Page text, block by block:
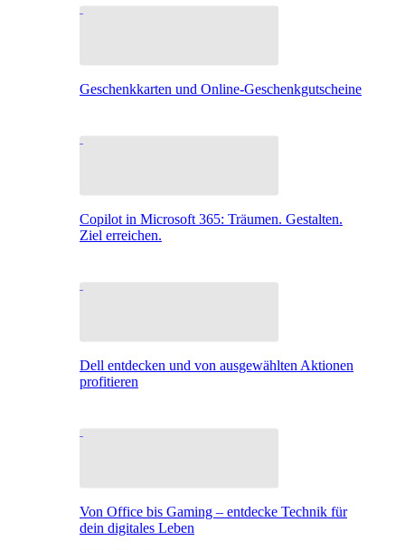
Geschenkkarten und Online-Geschenkgutscheine
Copilot in Microsoft 365: Träumen. Gestalten.
Ziel erreichen.
Dell entdecken und von ausgewählten Aktionen
profitieren
Von Office bis Gaming – entdecke Technik für
dein digitales Leben